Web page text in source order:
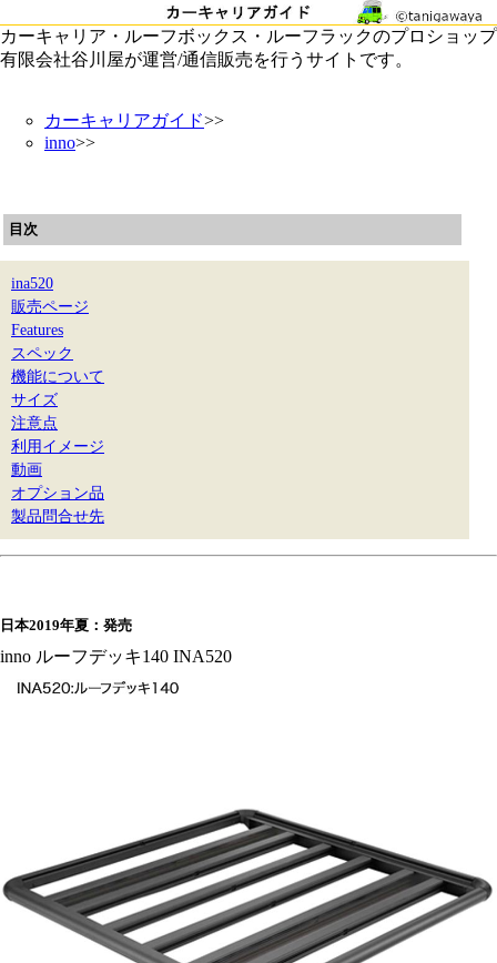
カーキャリア・ルーフボックス・ルーフラックのプロショップ
有限会社谷川屋が運営/通信販売を行うサイトです。
カーキャリアガイド>>
inno>>
目次
ina520
販売ページ
Features
スペック
機能について
サイズ
注意点
利用イメージ
動画
オプション品
製品問合せ先
日本2019年夏：発売
inno ルーフデッキ140 INA520